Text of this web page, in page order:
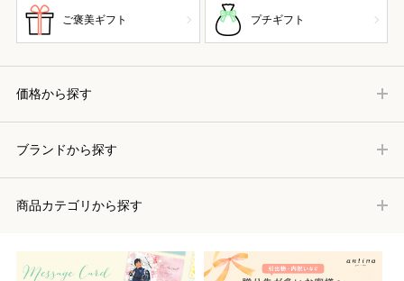
ご褒美ギフト プチギフト
価格から探す
ブランドから探す
商品カテゴリから探す